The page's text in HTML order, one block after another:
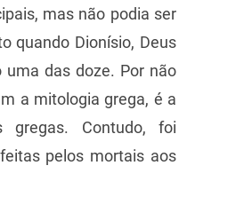
mas não podia ser
quando Dionísio, Deus
das doze. Por não
a mitologia grega, é a
gregas. Contudo, foi
pelos mortais aos